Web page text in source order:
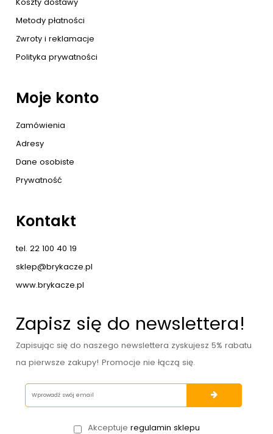
Metody płatności
Zwroty i reklamacje
Polityka prywatności
Moje konto
Zamówienia
Adresy
Dane osobiste
Prywatność
Kontakt
tel. 22 100 40 19
sklep@brykacze.pl
www.brykacze.pl
Zapisz się do newslettera!
Zapisując się do naszego newslettera zyskujesz 5% rabatu
na pierwsze zakupy! Promocje nie łączą się.
Akceptuje regulamin sklepu